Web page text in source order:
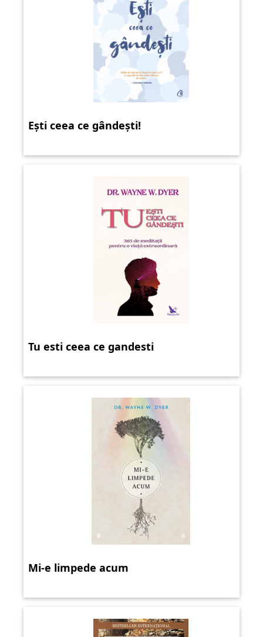
Ești ceea ce gândești!
Tu esti ceea ce gandesti
Mi-e limpede acum